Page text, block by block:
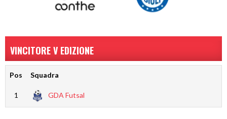
VINCITORE V EDIZIONE
Pos Squadra
1 GDA Futsal